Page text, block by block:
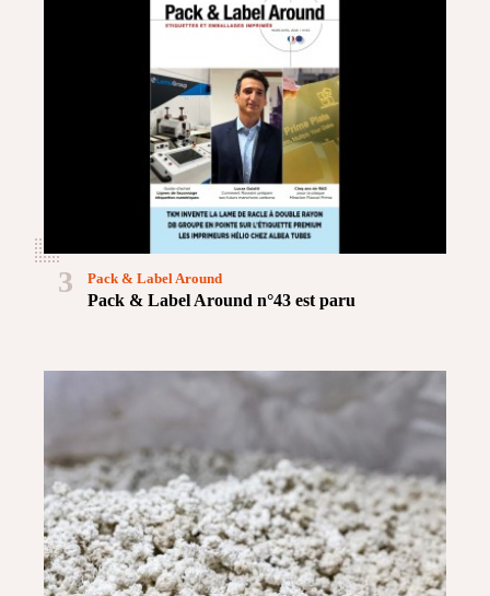
3
Pack & Label Around n°43 est paru
Pack & Label Around